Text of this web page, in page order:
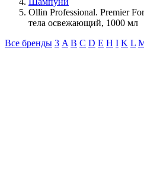
Ollin Professional. Premier
тела освежающий, 1000 мл
Все бренды 3 A B C D E H I K L